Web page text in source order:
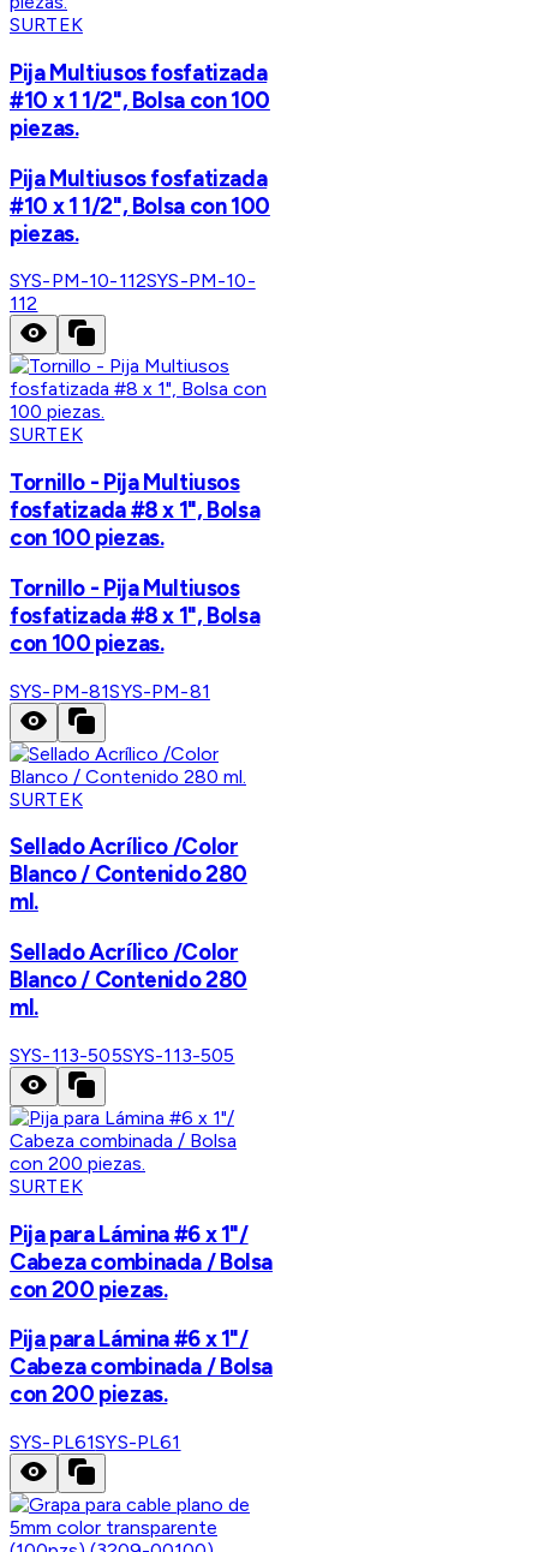
SURTEK
Pija Multiusos fosfatizada
#10 x 1 1/2", Bolsa con 100
piezas.
Pija Multiusos fosfatizada
#10 x 1 1/2", Bolsa con 100
piezas.
SYS-PM-10-112SYS-PM-10-
112
SURTEK
Tornillo - Pija Multiusos
fosfatizada #8 x 1", Bolsa
con 100 piezas.
Tornillo - Pija Multiusos
fosfatizada #8 x 1", Bolsa
con 100 piezas.
SYS-PM-81SYS-PM-81
SURTEK
Sellado Acrílico /Color
Blanco / Contenido 280
ml.
Sellado Acrílico /Color
Blanco / Contenido 280
ml.
SYS-113-505SYS-113-505
SURTEK
Pija para Lámina #6 x 1"/
Cabeza combinada / Bolsa
con 200 piezas.
Pija para Lámina #6 x 1"/
Cabeza combinada / Bolsa
con 200 piezas.
SYS-PL61SYS-PL61